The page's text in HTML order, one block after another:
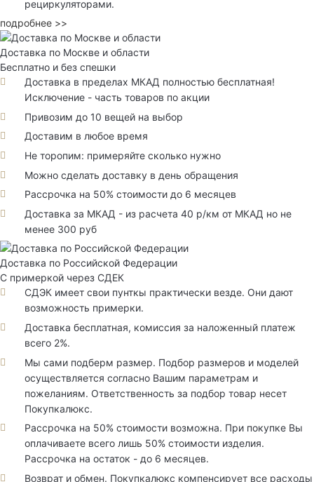
рециркуляторами.
подробнее >>
Доставка по Москве и области
Бесплатно и без спешки
Доставка в пределах МКАД полностью бесплатная!
Исключение - часть товаров по акции
Привозим до 10 вещей на выбор
Доставим в любое время
Не торопим: примеряйте сколько нужно
Можно сделать доставку в день обращения
Рассрочка на 50% стоимости до 6 месяцев
Доставка за МКАД - из расчета 40 р/км от МКАД но не
менее 300 руб
Доставка по Российской Федерации
С примеркой через СДЕК
СДЭК имеет свои пунткы практически везде. Они дают
возможность примерки.
Доставка бесплатная, комиссия за наложенный платеж
всего 2%.
Мы сами подберм размер. Подбор размеров и моделей
осуществляется согласно Вашим параметрам и
пожеланиям. Ответственность за подбор товар несет
Покупкалюкс.
Рассрочка на 50% стоимости возможна. При покупке Вы
оплачиваете всего лишь 50% стоимости изделия.
Рассрочка на остаток - до 6 месяцев.
Возврат и обмен. Покупкалюкс компенсирует все расходы